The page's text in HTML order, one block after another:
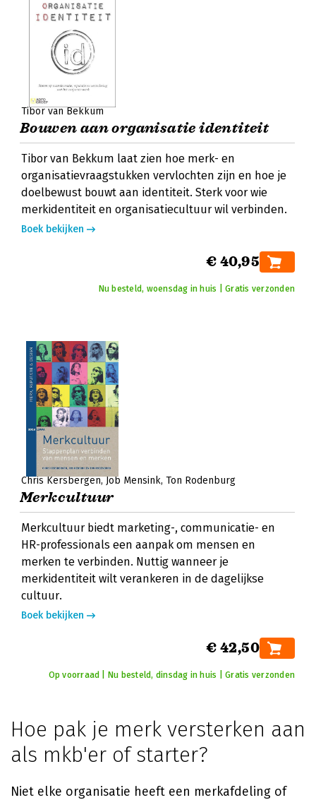
Tibor van Bekkum
Bouwen aan organisatie identiteit
Tibor van Bekkum laat zien hoe merk- en
organisatievraagstukken vervlochten zijn en hoe je
doelbewust bouwt aan identiteit. Sterk voor wie
merkidentiteit en organisatiecultuur wil verbinden.
Boek bekijken
€ 40,95
Nu besteld, woensdag in huis | Gratis verzonden
Chris Kersbergen Job Mensink Ton Rodenburg
Merkcultuur
Merkcultuur biedt marketing-, communicatie- en
HR-professionals een aanpak om mensen en
merken te verbinden. Nuttig wanneer je
merkidentiteit wilt verankeren in de dagelijkse
cultuur.
Boek bekijken
€ 42,50
Op voorraad | Nu besteld, dinsdag in huis | Gratis verzonden
Hoe pak je merk versterken aan
als mkb'er of starter?
Niet elke organisatie heeft een merkafdeling of